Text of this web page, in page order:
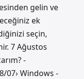
gelin ve
ek
seçin,
7 Ağustos
-
07› Windows -